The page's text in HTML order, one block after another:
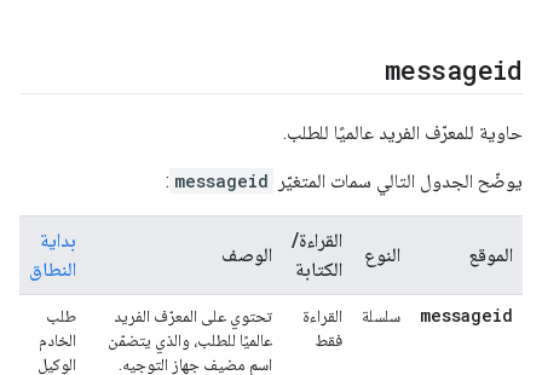
messageid
حاوية للمعرّف الفريد عالميًا للطلب.
يوضّح الجدول التالي سمات المتغيّر messageid
:
الموقع النوع
القراءة/
الكتابة
الوصف
بداية
النطاق
messageid
سلسلة
القراءة
فقط
تحتوي على المعرّف الفريد
عالميًا للطلب، والذي يتضمّن
اسم مضيف جهاز التوجيه.
طلب
الخادم
الوكيل